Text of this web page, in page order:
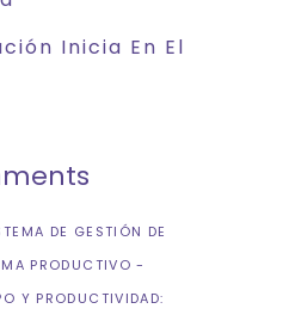
Inicia En El
DE GESTIÓN DE
PRODUCTIVO -
Y PRODUCTIVIDAD: